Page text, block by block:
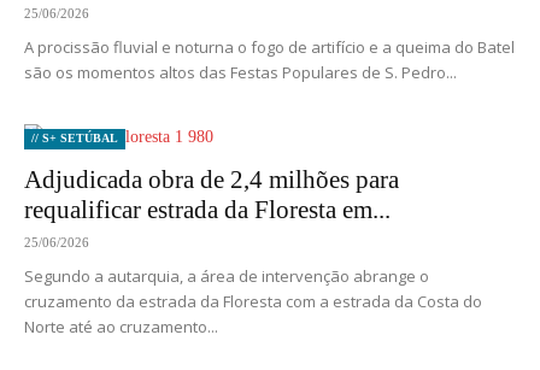
25/06/2026
A procissão fluvial e noturna o fogo de artifício e a queima do Batel
são os momentos altos das Festas Populares de S. Pedro...
// S+ SETÚBAL
Adjudicada obra de 2,4 milhões para
requalificar estrada da Floresta em...
25/06/2026
Segundo a autarquia, a área de intervenção abrange o
cruzamento da estrada da Floresta com a estrada da Costa do
Norte até ao cruzamento...